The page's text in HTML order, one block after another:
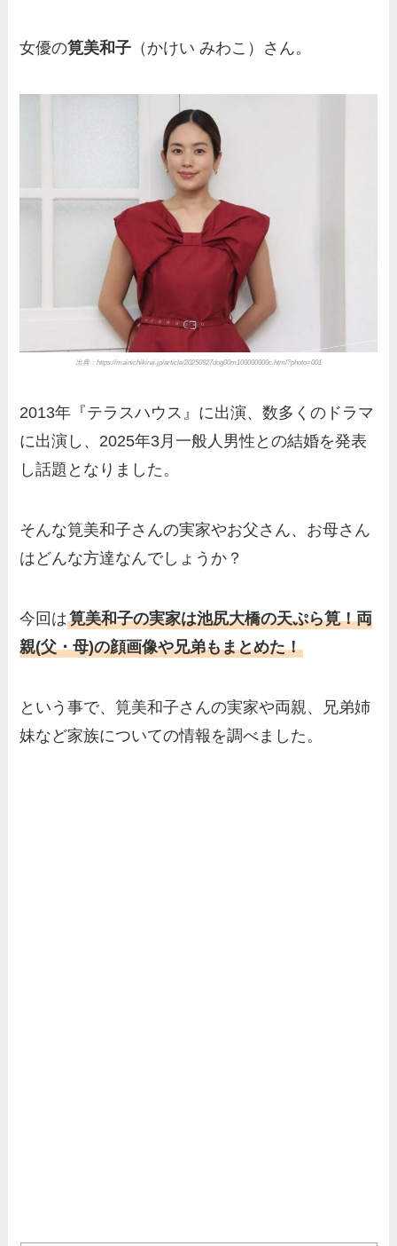
女優の筧美和子 （かけい みわこ）さん。
出典：https://mainichikirei.jp/article/20250927dog00m100000000c.html?photo=001
2013年『テラスハウス』に出演、数多くのドラマ
に出演し、2025年3月一般人男性との結婚を発表
し話題となりました。
そんな筧美和子さんの実家やお父さん、お母さん
はどんな方達なんでしょうか？
今回は筧美和子の実家は池尻大橋の天ぷら筧！両
親(父・母)の顔画像や兄弟もまとめた！
という事で、筧美和子さんの実家や両親、兄弟姉
妹など家族についての情報を調べました。